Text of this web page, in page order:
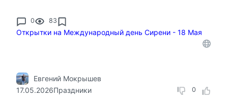
0 83
Открытки на Международный день Сирени - 18 Мая
0
Евгений Мокрышев
17.05.2026Праздники